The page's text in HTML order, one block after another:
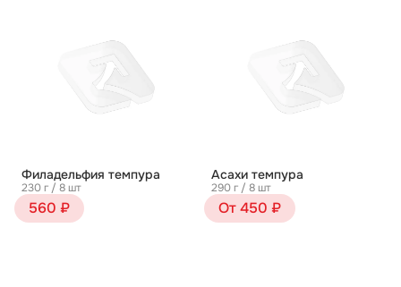
Филадельфия темпура
230 г / 8 шт
560 ₽
Асахи темпура
290 г / 8 шт
От 450 ₽